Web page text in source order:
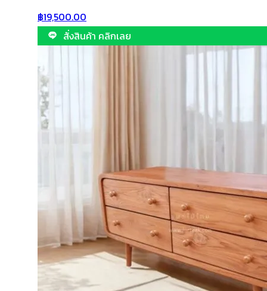
฿19,500.00
สั่งสินค้า คลิกเลย